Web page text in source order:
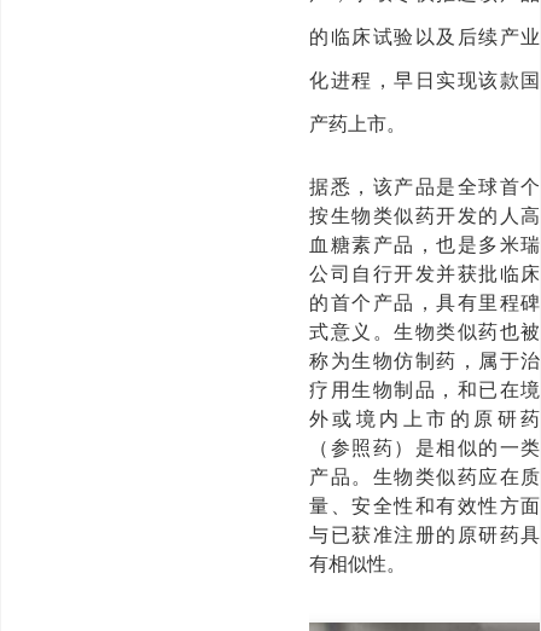
的临床试验以及后续产业
化进程，早日实现该款国
产药上市。
据悉，该产品是全球首个
按生物类似药开发的人高
血糖素产品，也是多米瑞
公司自行开发并获批临床
的首个产品，具有里程碑
式意义。生物类似药也被
称为生物仿制药，属于治
疗用生物制品，和已在境
外或境内上市的原研药
（参照药）是相似的一类
产品。生物类似药应在质
量、安全性和有效性方面
与已获准注册的原研药具
有相似性。